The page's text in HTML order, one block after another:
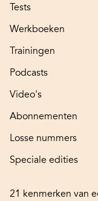
Tests
Werkboeken
Trainingen
Podcasts
Video's
Abonnementen
Losse nummers
Speciale edities
21 kenmerken van